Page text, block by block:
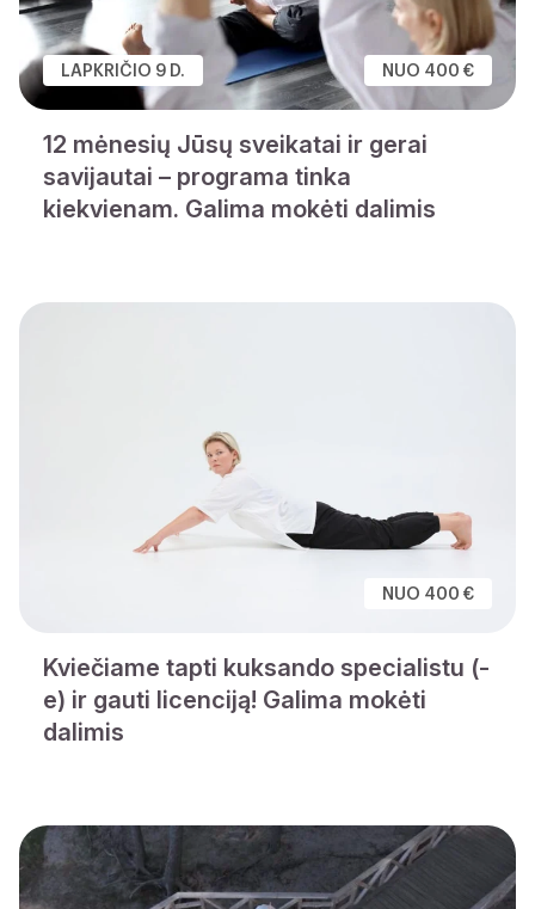
LAPKRIČIO 9 D. NUO 400 €
12 mėnesių Jūsų sveikatai ir gerai
savijautai – programa tinka
kiekvienam. Galima mokėti dalimis
NUO 400 €
Kviečiame tapti kuksando specialistu (-
e) ir gauti licenciją! Galima mokėti
dalimis